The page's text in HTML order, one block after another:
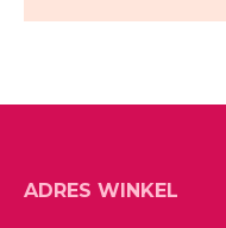
ADRES WINKEL